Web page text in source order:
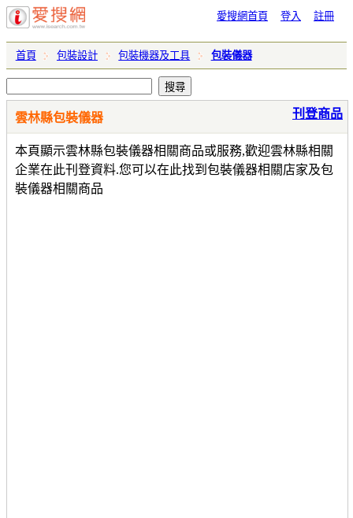
愛搜網首頁 登入 註冊
首頁 包裝設計 包裝機器及工具 包裝儀器
雲林縣包裝儀器
本頁顯示雲林縣包裝儀器相關商品或服務,歡迎雲林縣相關
企業在此刊登資料.您可以在此找到包裝儀器相關店家及包
裝儀器相關商品
刊登商品